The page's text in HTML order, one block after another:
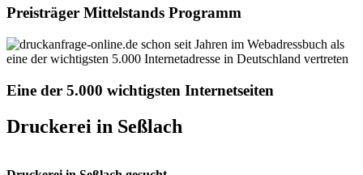
Preisträger Mittelstands Programm
Eine der 5.000 wichtigsten Internetseiten
Druckerei in Seßlach